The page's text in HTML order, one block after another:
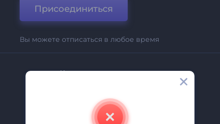
Присоединиться
Вы можете отписаться в любое время
Компания
Свяжитесь С Нами